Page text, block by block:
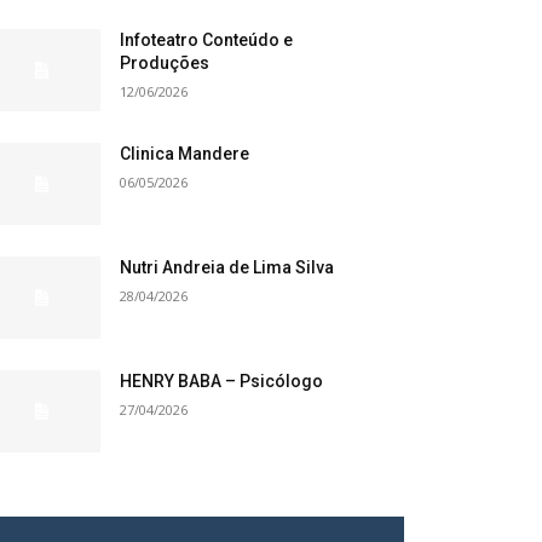
Infoteatro Conteúdo e
Produções
12/06/2026
Clinica Mandere
06/05/2026
Nutri Andreia de Lima Silva
28/04/2026
HENRY BABA – Psicólogo
27/04/2026